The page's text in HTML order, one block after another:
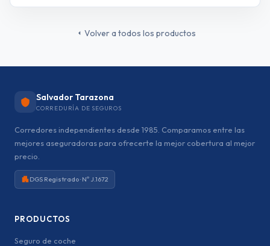
Volver a todos los productos
Salvador Tarazona
CORREDURÍA DE SEGUROS
Corredores independientes desde 1985. Comparamos entre las
mejores aseguradoras para ofrecerte la mejor cobertura al mejor
precio.
DGS Registrado · Nº J.1672
PRODUCTOS
Seguro de coche